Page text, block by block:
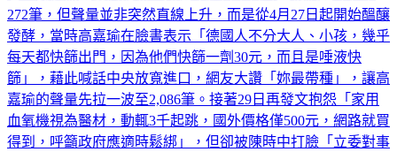
看，民進黨立委高嘉瑜，光在5月1日單日聲量就飆上1萬4千
272筆，但聲量並非突然直線上升，而是從4月27日起開始醞釀
發酵，當時高嘉瑜在臉書表示「德國人不分大人、小孩，幾乎
每天都快篩出門，因為他們快篩一劑30元，而且是唾液快
篩」，藉此喊話中央放寬進口，網友大讚「妳最帶種」，讓高
嘉瑜的聲量先拉一波至2,086筆。接著29日再發文抱怨「家用
血氧機視為醫材，動輒3千起跳，國外價格僅500元，網路就買